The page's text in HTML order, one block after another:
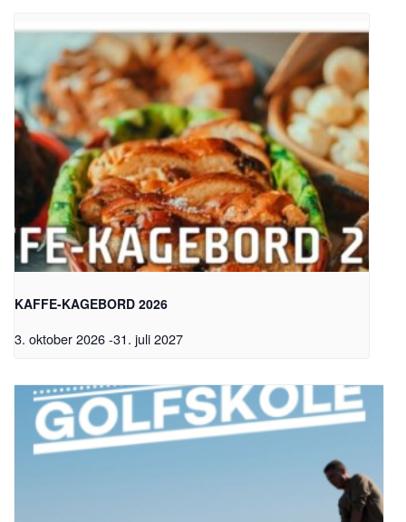
KAFFE-KAGEBORD 2026
3. oktober 2026-31. juli 2027